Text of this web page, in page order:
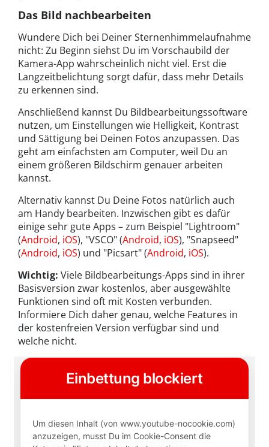
Das Bild nachbearbeiten
Wundere Dich bei Deiner Sternenhimmelaufnahme
nicht: Zu Beginn siehst Du im Vorschaubild der
Kamera-App wahrscheinlich nicht viel. Erst die
Langzeitbelichtung sorgt dafür, dass mehr Details
zu erkennen sind.
Anschließend kannst Du Bildbearbeitungssoftware
nutzen, um Einstellungen wie Helligkeit, Kontrast
und Sättigung bei Deinen Fotos anzupassen. Das
geht am einfachsten am Computer, weil Du an
einem größeren Bildschirm genauer arbeiten
kannst.
Alternativ kannst Du Deine Fotos natürlich auch
am Handy bearbeiten. Inzwischen gibt es dafür
einige sehr gute Apps – zum Beispiel "Lightroom"
(Android, iOS), "VSCO" (Android, iOS), "Snapseed"
(Android, iOS) und "Picsart" (Android, iOS).
Wichtig: Viele Bildbearbeitungs-Apps sind in ihrer
Basisversion zwar kostenlos, aber ausgewählte
Funktionen sind oft mit Kosten verbunden.
Informiere Dich daher genau, welche Features in
der kostenfreien Version verfügbar sind und
welche nicht.